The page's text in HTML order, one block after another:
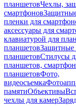
планшетовЧехлы,
смартфонов
пленки для
аксессуары для
клавиатурой для
планшетовЗащитные
планшетовСтилусы
планшетов,
планшетовФото,
видеосъемка
памятиОбъективы
чехлы для камер